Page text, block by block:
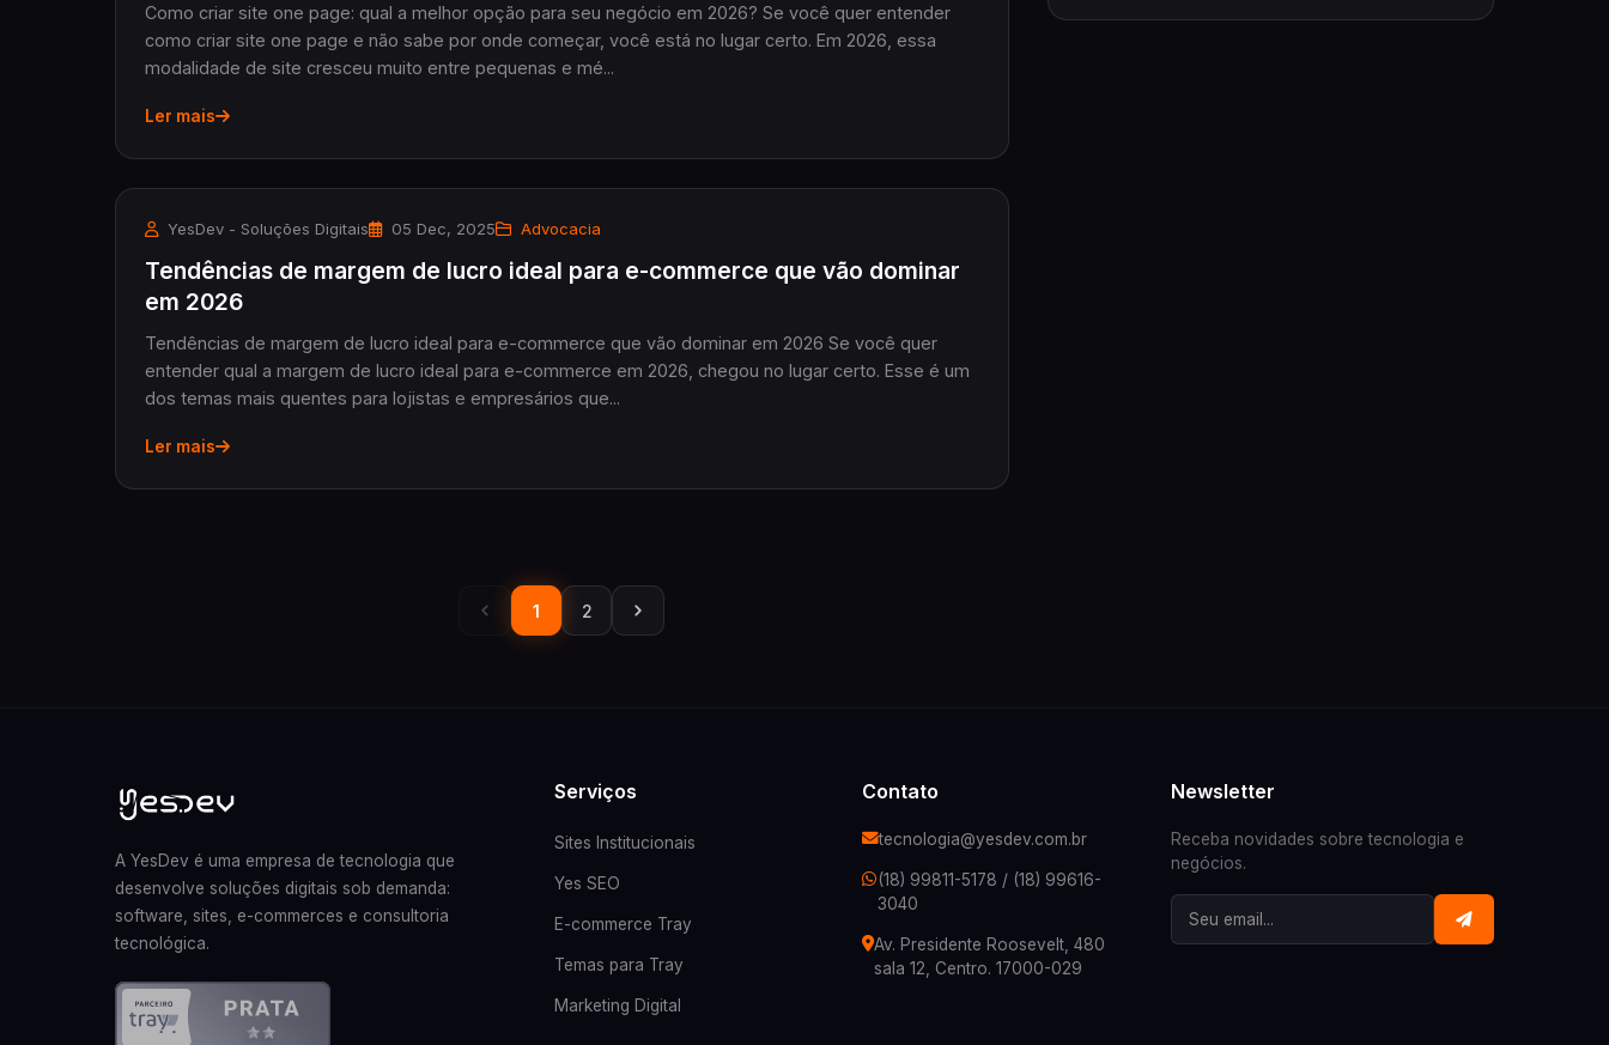
Como criar site one page: qual a melhor opção para seu negócio em 2026? Se você quer entender
como criar site one page e não sabe por onde começar, você está no lugar certo. Em 2026, essa
modalidade de site cresceu muito entre pequenas e mé...
Ler mais
YesDev - Soluções Digitais 05 Dec, 2025 Advocacia
Tendências de margem de lucro ideal para e-commerce que vão dominar
em 2026
Tendências de margem de lucro ideal para e-commerce que vão dominar em 2026 Se você quer
entender qual a margem de lucro ideal para e-commerce em 2026, chegou no lugar certo. Esse é um
dos temas mais quentes para lojistas e empresários que...
Ler mais
1 2
A YesDev é uma empresa de tecnologia que
desenvolve soluções digitais sob demanda:
software, sites, e-commerces e consultoria
tecnológica.
Serviços
Sites Institucionais
Yes SEO
E-commerce Tray
Temas para Tray
Marketing Digital
Contato
tecnologia@yesdev.com.br
(18) 99811-5178 / (18) 99616-
3040
Av. Presidente Roosevelt, 480
sala 12, Centro. 17000-029
Newsletter
Receba novidades sobre tecnologia e
negócios.